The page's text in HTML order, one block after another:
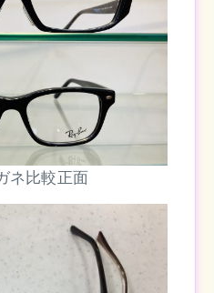
ネ比較正面